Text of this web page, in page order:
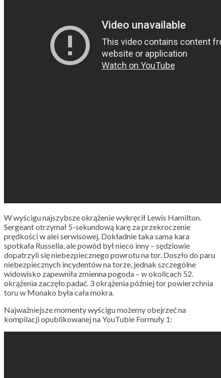
W wyścigu najszybsze okrążenie wykręcił Lewis Hamilton.
Sergeant otrzymał 5-sekundową karę za przekroczenie
prędkości w alei serwisowej. Dokładnie taka sama kara
spotkała Russella, ale powód był nieco inny – sędziowie
dopatrzyli się niebezpiecznego powrotu na tor. Doszło do paru
niebezpiecznych incydentów na torze, jednak szczególne
widowisko zapewniła zmienna pogoda – w okolicach 52.
okrążenia zaczęło padać. 3 okrążenia później tor powierzchnia
toru w Monako była cała mokra.
Najważniejsze momenty wyścigu możemy obejrzeć na
kompilacji opublikowanej na YouTubie Formuły 1: